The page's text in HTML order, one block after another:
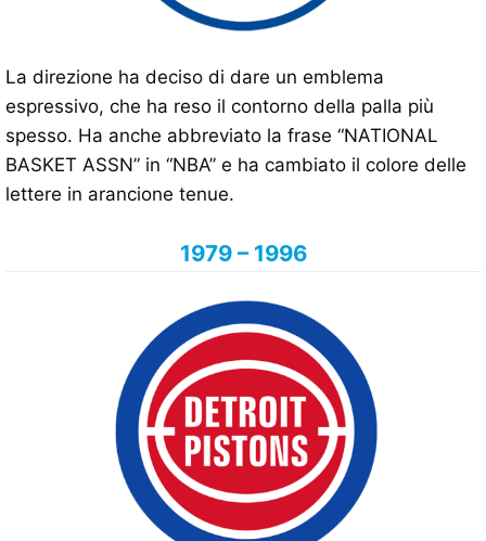
La direzione ha deciso di dare un emblema
espressivo, che ha reso il contorno della palla più
spesso. Ha anche abbreviato la frase “NATIONAL
BASKET ASSN” in “NBA” e ha cambiato il colore delle
lettere in arancione tenue.
1979 – 1996